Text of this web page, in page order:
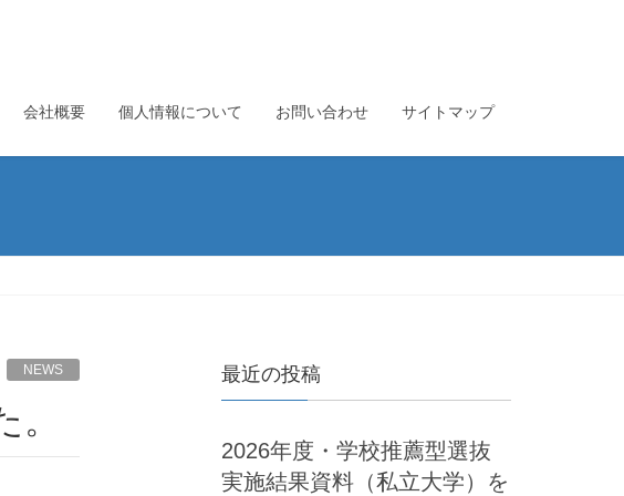
会社概要 個人情報について お問い合わせ サイトマップ
NEWS
。
最近の投稿
2026年度・学校推薦型選抜
実施結果資料（私立大学）を